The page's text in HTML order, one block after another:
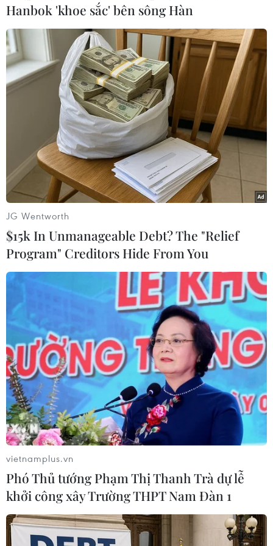
#Mỹ bán vũ khí #Pakistan
#Ấn Độ
Theo dõi VietnamPlus
TIN LIÊN QUAN
Hanbok 'khoe sắc' bên sông Hàn
JG Wentworth
$15k In Unmanageable Debt? The "Relief
Program" Creditors Hide From You
vietnamplus.vn
Phó Thủ tướng Phạm Thị Thanh Trà dự lễ
khởi công xây Trường THPT Nam Đàn 1